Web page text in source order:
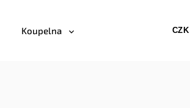
CZK
Koupelna Posilovna a fitness